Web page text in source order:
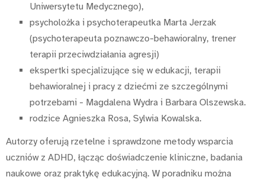
Uniwersytetu Medycznego),
psycholożka i psychoterapeutka Marta Jerzak
(psychoterapeuta poznawczo-behawioralny, trener
terapii przeciwdziałania agresji)
ekspertki specjalizujące się w edukacji, terapii
behawioralnej i pracy z dziećmi ze szczególnymi
potrzebami - Magdalena Wydra i Barbara Olszewska.
rodzice Agnieszka Rosa, Sylwia Kowalska.
Autorzy oferują rzetelne i sprawdzone metody wsparcia
uczniów z ADHD, łącząc doświadczenie kliniczne, badania
naukowe oraz praktykę edukacyjną. W poradniku można